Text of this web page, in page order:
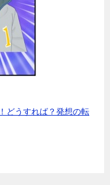
どうすれば？発想の転